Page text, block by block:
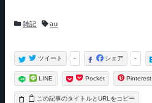
カ
ー
雑記
タ
グ
au
-
シェア
-
ツイート
LINE Pocket Pinterest
タイトルとURLをコピー